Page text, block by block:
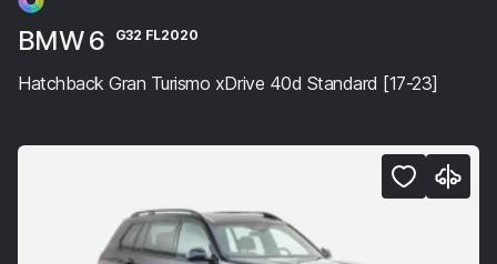
BMW 6 G32 FL2020
Hatchback Gran Turismo xDrive 40d Standard [17-23]